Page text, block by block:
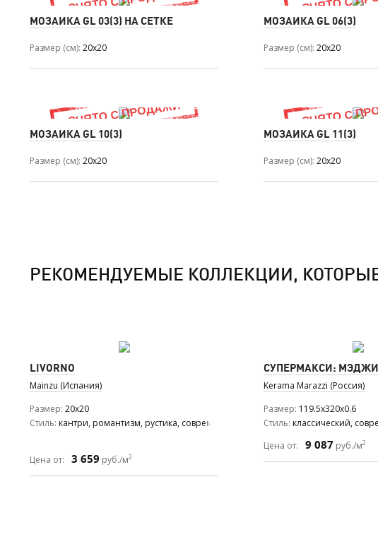
МОЗАИКА GL 03(3) НА СЕТКЕ
Размер (см) 20x20
МОЗАИКА GL 06(3)
Размер (см) 20x20
МОЗАИКА GL 10(3)
Размер (см) 20x20
МОЗАИКА GL 11(3)
Размер (см) 20x20
РЕКОМЕНДУЕМЫЕ КОЛЛЕКЦИИ,
LIVORNO
Mainzu (Испания)
Размер 20x20
Стиль кантри, романтизм, рустика, современный
Цена от: 3 659 руб./м2
СУПЕРМАКСИ:
Kerama Marazzi (Россия)
Размер 119.5x320x0.6
Стиль классический,
Цена от:
9 087 руб./м2